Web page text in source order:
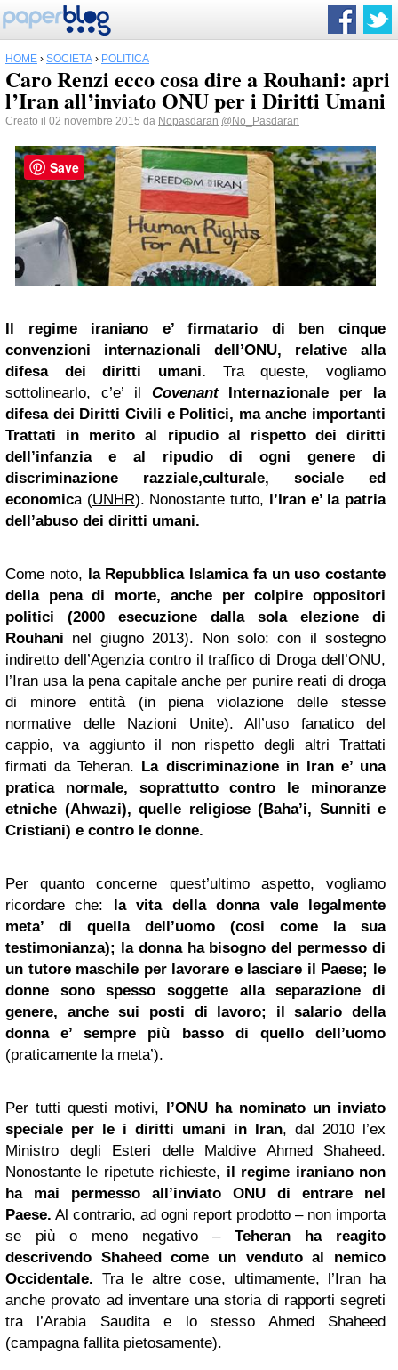
HOME › SOCIETÀ › POLITICA
Caro Renzi ecco cosa dire a Rouhani: apri
l’Iran all’inviato ONU per i Diritti Umani
Creato il 02 novembre 2015 da Nopasdaran @No_Pasdaran
Il regime iraniano e’ firmatario di ben cinque
convenzioni internazionali dell’ONU, relative alla
difesa dei diritti umani. Tra queste, vogliamo
sottolinearlo, c’e’ il CovenantInternazionale per la
difesa dei Diritti Civili e Politici, ma anche importanti
Trattati in merito al ripudio al rispetto dei diritti
dell’infanzia e al ripudio di ogni genere di
discriminazione razziale,culturale, sociale ed
economica (UNHR). Nonostante tutto, l’Iran e’ la patria
dell’abuso dei diritti umani.
Come noto, la Repubblica Islamica fa un uso costante
della pena di morte, anche per colpire oppositori
politici (2000 esecuzione dalla sola elezione di
Rouhani nel giugno 2013). Non solo: con il sostegno
indiretto dell’Agenzia contro il traffico di Droga dell’ONU,
l’Iran usa la pena capitale anche per punire reati di droga
di minore entità (in piena violazione delle stesse
normative delle Nazioni Unite). All’uso fanatico del
cappio, va aggiunto il non rispetto degli altri Trattati
firmati da Teheran. La discriminazione in Iran e’ una
pratica normale, soprattutto contro le minoranze
etniche (Ahwazi), quelle religiose (Baha’i, Sunniti e
Cristiani) e contro le donne.
Per quanto concerne quest’ultimo aspetto, vogliamo
ricordare che: la vita della donna vale legalmente
meta’ di quella dell’uomo (cosi come la sua
testimonianza); la donna ha bisogno del permesso di
un tutore maschile per lavorare e lasciare il Paese; le
donne sono spesso soggette alla separazione di
genere, anche sui posti di lavoro; il salario della
donna e’ sempre più basso di quello dell’uomo
(praticamente la meta’).
Per tutti questi motivi, l’ONU ha nominato un inviato
speciale per le i diritti umani in Iran, dal 2010 l’ex
Ministro degli Esteri delle Maldive Ahmed Shaheed.
Nonostante le ripetute richieste, il regime iraniano non
ha mai permesso all’inviato ONU di entrare nel
Paese. Al contrario, ad ogni report prodotto – non importa
se più o meno negativo – Teheran ha reagito
descrivendo Shaheed come un venduto al nemico
Occidentale. Tra le altre cose, ultimamente, l’Iran ha
anche provato ad inventare una storia di rapporti segreti
tra l’Arabia Saudita e lo stesso Ahmed Shaheed
(campagna fallita pietosamente).
Save